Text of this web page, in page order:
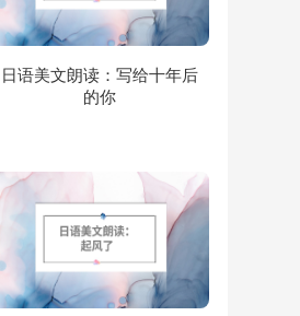
日语美文朗读：写给十年后
的你